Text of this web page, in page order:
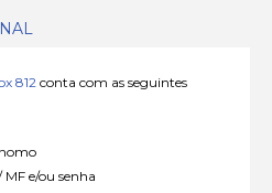
812 conta com as seguintes
e/ou senha